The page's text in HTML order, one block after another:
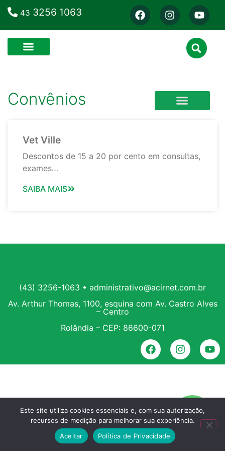
43 3256 1063
Convênios
Vet Ville
Descontos de 15 a 20 por cento em consultas,
exames…
SAIBA MAIS
(43) 3256-1063 • administrativo@acirnet.com.br
Av. Arthur Thomas, 1100, esquina com Av. Castro Alves
– Centro
Rolândia – CEP: 86600-071
Este site utiliza cookies essenciais e, com sua autorização,
recursos de medição para melhorar sua experiência.
Aceitar
Política de Privacidade